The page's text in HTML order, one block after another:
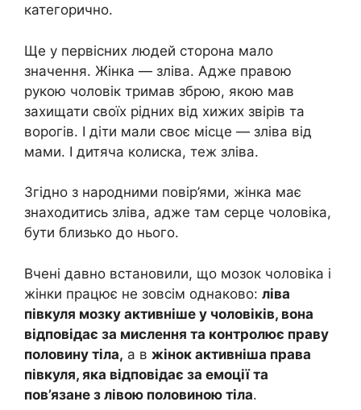
категорично.
Ще у первісних людей сторона мало
значення. Жінка — зліва. Адже правою
рукою чоловік тримав зброю, якою мав
захищати своїх рідних від хижих звірів та
ворогів. І діти мали своє місце — зліва від
мами. І дитяча колиска, теж зліва.
Згідно з народними повір’ями, жінка має
знаходитись зліва, адже там серце чоловіка,
бути близько до нього.
Вчені давно встановили, що мозок чоловіка і
жінки працює не зовсім однаково: ліва
півкуля мозку активніше у чоловіків, вона
відповідає за мислення та контролює праву
половину тіла, а в жінок активніша права
півкуля, яка відповідає за емоції та
пов’язане з лівою половиною тіла.